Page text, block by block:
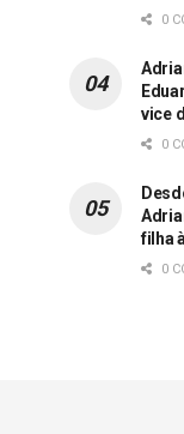
0
vice
0
filha
0